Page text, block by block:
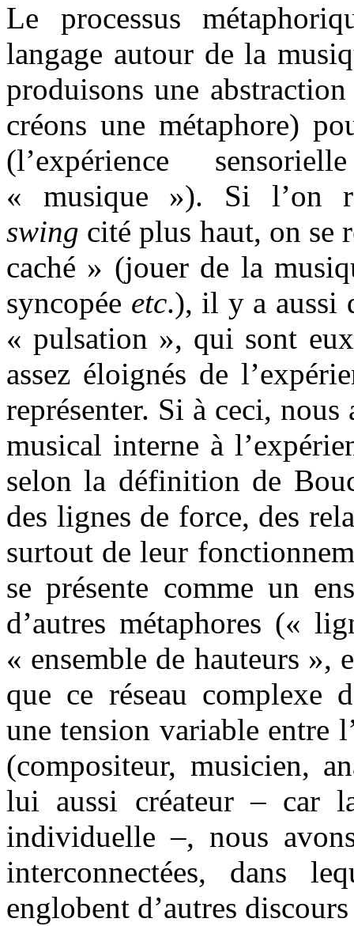
Le processus
langage autour de la
produisons une
créons une métaphore)
(l’expérience
« musique »). Si l’on
swing cité plus haut, on se
caché » (jouer de la
syncopée etc.), il y a aussi
« pulsation », qui sont
assez éloignés de
représenter. Si à ceci, nous
musical interne à
selon la définition de
des lignes de force, des
surtout de leur
se présente comme un
d’autres métaphores («
« ensemble de hauteurs »,
que ce réseau complexe
une tension variable entre
(compositeur, musicien,
lui aussi créateur – car
individuelle –, nous
interconnectées, dans
englobent d’autres